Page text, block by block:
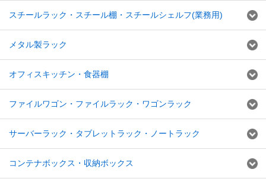
スチールラック・スチール棚・スチールシェルフ(業務用)
メタル製ラック
オフィスキッチン・食器棚
ファイルワゴン・ファイルラック・ワゴンラック
サーバーラック・タブレットラック・ノートラック
コンテナボックス・収納ボックス